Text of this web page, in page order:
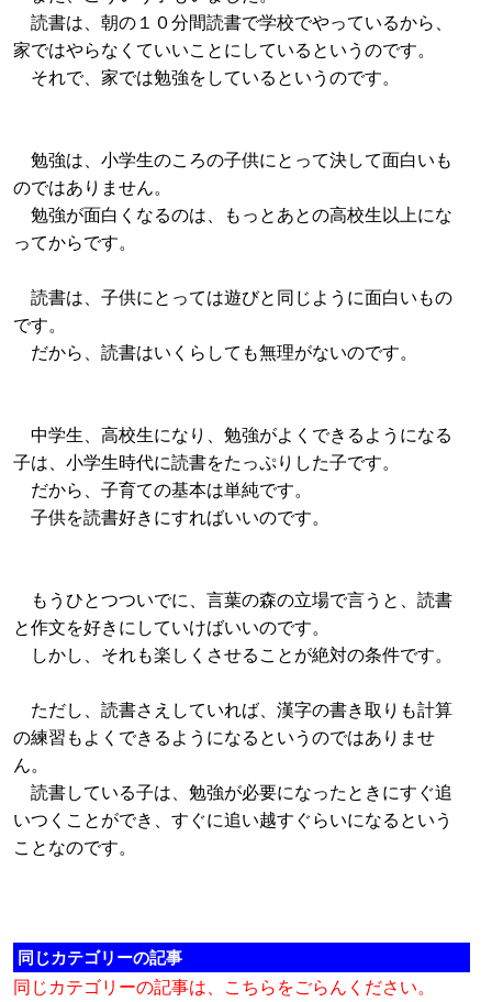
読書は、朝の１０分間読書で学校でやっているから、
家ではやらなくていいことにしているというのです。
それで、家では勉強をしているというのです。
勉強は、小学生のころの子供にとって決して面白いも
のではありません。
勉強が面白くなるのは、もっとあとの高校生以上にな
ってからです。
読書は、子供にとっては遊びと同じように面白いもの
です。
だから、読書はいくらしても無理がないのです。
中学生、高校生になり、勉強がよくできるようになる
子は、小学生時代に読書をたっぷりした子です。
だから、子育ての基本は単純です。
子供を読書好きにすればいいのです。
もうひとつついでに、言葉の森の立場で言うと、読書
と作文を好きにしていけばいいのです。
しかし、それも楽しくさせることが絶対の条件です。
ただし、読書さえしていれば、漢字の書き取りも計算
の練習もよくできるようになるというのではありませ
ん。
読書している子は、勉強が必要になったときにすぐ追
いつくことができ、すぐに追い越すぐらいになるという
ことなのです。
同じカテゴリーの記事
同じカテゴリーの記事は、こちらをごらんください。